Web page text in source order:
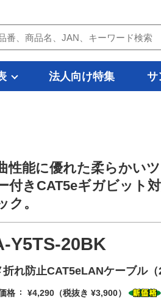
法人向け特集 サ
性能に優れた柔らかい
付きCAT5eギガビット
ク。
Y5TS-20BK
折れ防止CAT5eLANケーブル（
格 ¥4,290 （税抜き ¥3,900）